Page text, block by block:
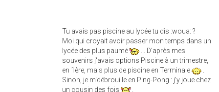
Tu avais pas piscine au lycée tu dis :woua: ?
Moi qui croyait avoir passer mon temps dans un
lycée des plus paumé
... D'après mes
souvenirs j'avais options Piscine à un trimestre,
en 1ère, mais plus de piscine en Terminale
.
Sinon, je m'débrouille en Ping-Pong : j'y joue chez
un cousin des fois
.